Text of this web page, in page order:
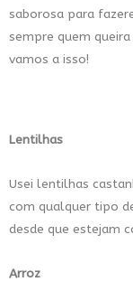
saborosa para
sempre quem
vamos a isso!
Lentilhas
Usei lentilhas
com qualquer tipo
desde que estejam
Arroz